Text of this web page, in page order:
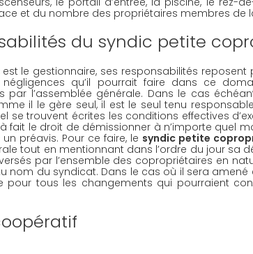
et du nombre des propriétaires membres de
du syndic petite
le gestionnaire, ses responsabilités reposent
qu’il pourrait faire dans ce
par l’assemblée générale. Dans le cas
il le gère seul, il est le seul tenu
se trouvent écrites les conditions effectives
fait le droit de démissionner à n’importe quel
préavis. Pour ce faire, le syndic petite
tout en mentionnant dans l’ordre du jour sa
par l’ensemble des copropriétaires en
nom du syndicat. Dans le cas où il sera
pour tous les changements qui pourraient